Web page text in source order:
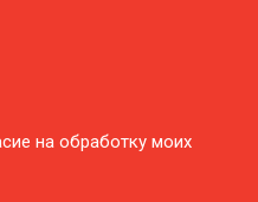
на обработку моих